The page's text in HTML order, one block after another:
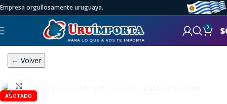
Empresa orgullosamente uruguaya.
0 $
← Volver
AGOTADO